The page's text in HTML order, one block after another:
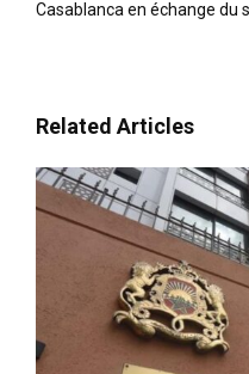
Casablanca en échange du
Related Articles